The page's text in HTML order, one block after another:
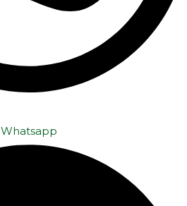
Whatsapp